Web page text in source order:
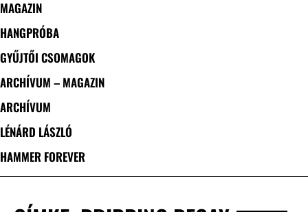
MAGAZIN
HANGPRÓBA
GYŰJTŐI CSOMAGOK
ARCHÍVUM – MAGAZIN
ARCHÍVUM
LÉNÁRD LÁSZLÓ
HAMMER FOREVER